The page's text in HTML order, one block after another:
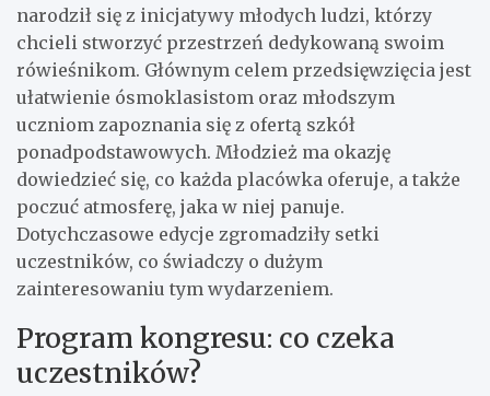
narodził się z inicjatywy młodych ludzi, którzy
chcieli stworzyć przestrzeń dedykowaną swoim
rówieśnikom. Głównym celem przedsięwzięcia jest
ułatwienie ósmoklasistom oraz młodszym
uczniom zapoznania się z ofertą szkół
ponadpodstawowych. Młodzież ma okazję
dowiedzieć się, co każda placówka oferuje, a także
poczuć atmosferę, jaka w niej panuje.
Dotychczasowe edycje zgromadziły setki
uczestników, co świadczy o dużym
zainteresowaniu tym wydarzeniem.
Program kongresu: co czeka
uczestników?